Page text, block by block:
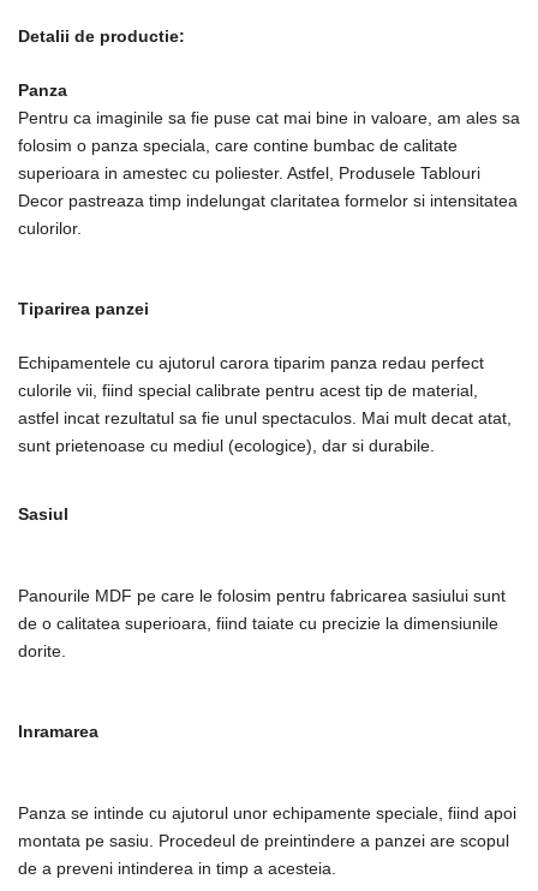
Detalii de productie:
Panza
Pentru ca imaginile sa fie puse cat mai bine in valoare, am ales sa
folosim o panza speciala, care contine bumbac de calitate
superioara in amestec cu poliester. Astfel, Produsele Tablouri
Decor pastreaza timp indelungat claritatea formelor si intensitatea
culorilor.
Tiparirea panzei
Echipamentele cu ajutorul carora tiparim panza redau perfect
culorile vii, fiind special calibrate pentru acest tip de material,
astfel incat rezultatul sa fie unul spectaculos. Mai mult decat atat,
sunt prietenoase cu mediul (ecologice), dar si durabile.
Sasiul
Panourile MDF pe care le folosim pentru fabricarea sasiului sunt
de o calitatea superioara, fiind taiate cu precizie la dimensiunile
dorite.
Inramarea
Panza se intinde cu ajutorul unor echipamente speciale, fiind apoi
montata pe sasiu. Procedeul de preintindere a panzei are scopul
de a preveni intinderea in timp a acesteia.